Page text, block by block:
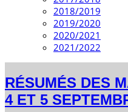
2018/2019
2019/2020
2020/2021
2021/2022
RÉSUMÉS DES
4 ET 5